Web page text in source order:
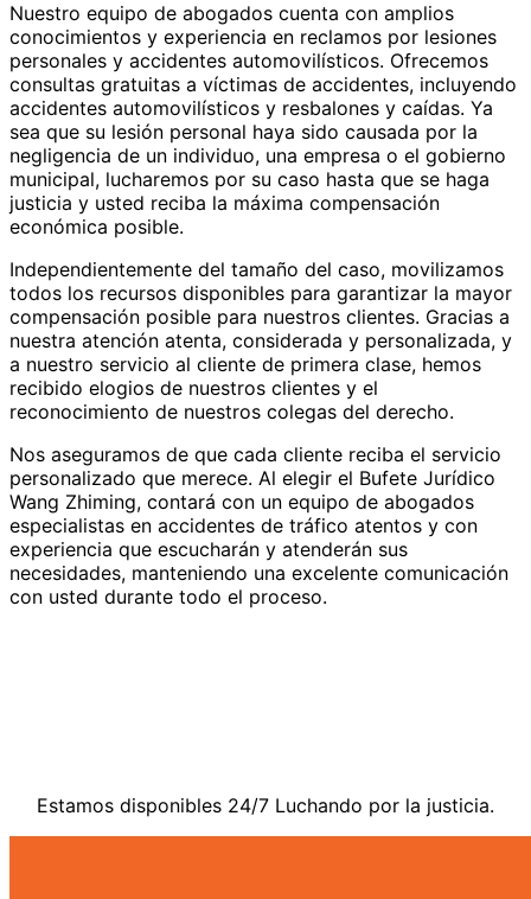
Nuestro equipo de abogados cuenta con amplios
conocimientos y experiencia en reclamos por lesiones
personales y accidentes automovilísticos. Ofrecemos
consultas gratuitas a víctimas de accidentes, incluyendo
accidentes automovilísticos y resbalones y caídas. Ya
sea que su lesión personal haya sido causada por la
negligencia de un individuo, una empresa o el gobierno
municipal, lucharemos por su caso hasta que se haga
justicia y usted reciba la máxima compensación
económica posible.
Independientemente del tamaño del caso, movilizamos
todos los recursos disponibles para garantizar la mayor
compensación posible para nuestros clientes. Gracias a
nuestra atención atenta, considerada y personalizada, y
a nuestro servicio al cliente de primera clase, hemos
recibido elogios de nuestros clientes y el
reconocimiento de nuestros colegas del derecho.
Nos aseguramos de que cada cliente reciba el servicio
personalizado que merece. Al elegir el Bufete Jurídico
Wang Zhiming, contará con un equipo de abogados
especialistas en accidentes de tráfico atentos y con
experiencia que escucharán y atenderán sus
necesidades, manteniendo una excelente comunicación
con usted durante todo el proceso.
Estamos disponibles 24/7 Luchando por la justicia.